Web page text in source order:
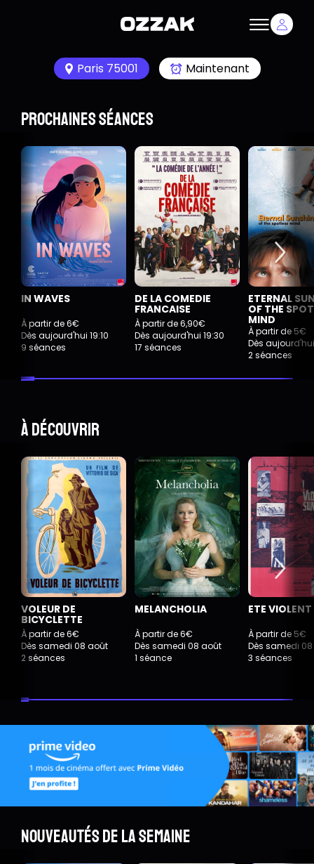
Paris 75001 Maintenant
Prochaines séances
IN WAVES
À partir de 6€
Dès aujourd'hui 19:10
9 séances
DE LA COMEDIE
FRANCAISE
À partir de 6,90€
Dès aujourd'hui 19:30
17 séances
ETERNAL
OF THE
MIND
À partir de 5€
Dès
2 séances
À découvrir
VOLEUR DE
BICYCLETTE
À partir de 6€
Dès samedi 08 août
2 séances
MELANCHOLIA
À partir de 6€
Dès samedi 08 août
1 séance
ETE VIOLENT
À partir de 5€
Dès samedi
3 séances
Nouveautés de la semaine